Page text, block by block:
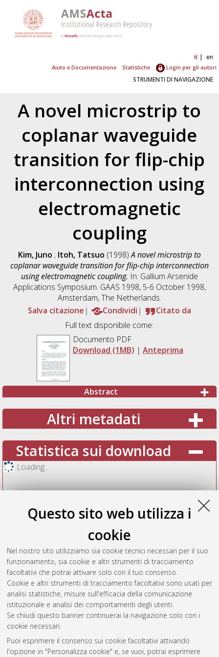
Questo sito web utilizza i
cookie
Nel nostro sito utilizziamo sia cookie tecnici necessari per il suo
funzionamento, sia cookie e altri strumenti di tracciamento
facoltativi che potrai attivare solo con il tuo consenso.
Cookie e altri strumenti di tracciamento facoltativi sono usati per
analisi statistiche, misure sull'efficacia della comunicazione
istituzionale e analisi dei comportamenti degli utenti.
Se chiudi questo banner continuerai la navigazione solo con i
cookie necessari.
Puoi esprimere il consenso sui cookie facoltativi attivando
l'opzione in "Personalizza cookie" e, se vuoi, potrai esprimere
it en
Aiuto e Documentazione Statistiche Login per gli autori
STRUMENTI DI NAVIGAZIONE
A novel microstrip to
coplanar waveguide
transition for flip-chip
interconnection using
electromagnetic
coupling
Kim, Juno ; Itoh, Tatsuo (1998)A novel microstrip to
coplanar waveguide transition for flip-chip interconnection
using electromagnetic coupling. In: Gallium Arsenide
Applications Symposium. GAAS 1998, 5-6 October 1998,
Amsterdam, The Netherlands.
Salva citazione
Condividi
Citato da
Full text disponibile come:
Documento PDF
Download (1MB) | Anteprima
Abstract
Altri metadati
Statistica sui download
Loading...
Vedi altre statistiche
Gestione del documento:
AMS Acta